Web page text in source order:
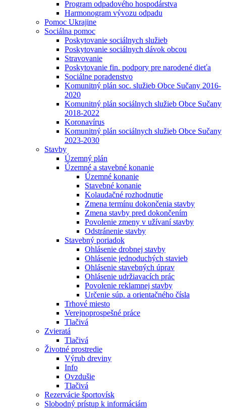
Program odpadového hospodárstva
Harmonogram vývozu odpadu
Pomoc Ukrajine
Sociálna pomoc
Poskytovanie sociálnych služieb
Poskytovanie sociálnych dávok obcou
Stravovanie
Poskytovanie fin. podpory pre narodené dieťa
Sociálne poradenstvo
Komunitný plán soc. služieb Obce Sučany 2016-
2020
Komunitný plán sociálnych služieb Obce Sučany
2018-2022
Koronavírus
Komunitný plán sociálnych služieb Obce Sučany
2023-2030
Stavby
Územný plán
Územné a stavebné konanie
Územné konanie
Stavebné konanie
Kolaudačné rozhodnutie
Zmena termínu dokončenia stavby
Zmena stavby pred dokončením
Povolenie zmeny v užívaní stavby
Odstránenie stavby
Stavebný poriadok
Ohlásenie drobnej stavby
Ohlásenie jednoduchých stavieb
Ohlásenie stavebných úprav
Ohlásenie udržiavacích prác
Povolenie reklamnej stavby
Určenie súp. a orientačného čísla
Trhové miesto
Verejnoprospešné práce
Tlačivá
Zvieratá
Tlačivá
Životné prostredie
Výrub dreviny
Info
Ovzdušie
Tlačivá
Rezervácie športovísk
Slobodný prístup k informáciám